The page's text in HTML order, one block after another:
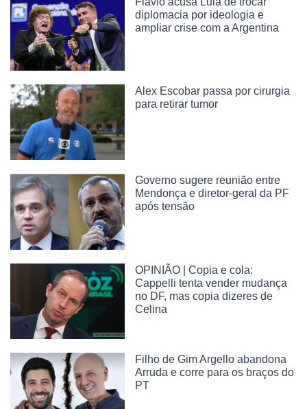
diplomacia por ideologia e
ampliar crise com a Argentina
Alex Escobar passa por cirurgia
para retirar tumor
Governo sugere reunião entre
Mendonça e diretor-geral da PF
após tensão
OPINIÃO | Copia e cola:
Cappelli tenta vender mudança
no DF, mas copia dizeres de
Celina
Filho de Gim Argello abandona
Arruda e corre para os braços do
PT